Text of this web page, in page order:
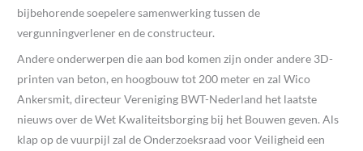
bijbehorende soepelere samenwerking tussen de
vergunningverlener en de constructeur.
Andere onderwerpen die aan bod komen zijn onder andere 3D-
printen van beton, en hoogbouw tot 200 meter en zal Wico
Ankersmit, directeur Vereniging BWT-Nederland het laatste
nieuws over de Wet Kwaliteitsborging bij het Bouwen geven. Als
klap op de vuurpijl zal de Onderzoeksraad voor Veiligheid een